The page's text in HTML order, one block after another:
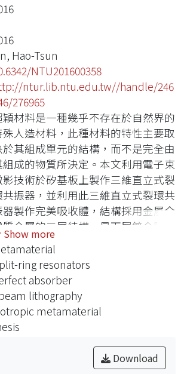
Hao-Tsun
NTU201600358
ntur.lib.ntu.edu.tw//handle/246
276965
穎材料是一種幾乎不存在於自然界的
殊人造材料，此種材料的特性主要取
於其組成單元的結構，而不是完全由
組成的物質所決定。本文利用電子束
影技術於矽基板上製作三維直立式裂
共振器，並利用此三維直立式裂環共
器製作完美吸收體，結構採用金屬介
質金屬的三層結構，最下層鍍金膜反
鏡，中間以ZnS-SiO2作為介電層，
上層以直立式裂環共振器作為與入射
波交互作用之結構，運用此結構的優
在於直立式裂環共振器可同時吸收入
光電場與磁場所帶有之能量，以增強
收效果，並將其以十字型對稱排列，
其在垂直入射光下有近乎完美的各向
同性，模擬上可達到超過99%的入射光
吸收率，並且在TE與TM波斜向入射情
Show more
ring resonators
absorber
lithography
metamaterial
Download